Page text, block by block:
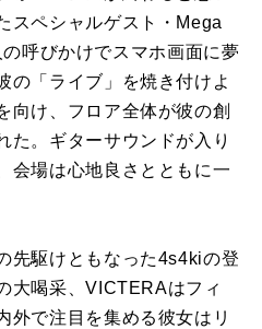
スペシャルゲスト・Mega
呼びかけでスマホ画面に夢
の「ライブ」を焼き付けよ
向け、フロア全体が彼の創
た。ギターサウンドが入り
会場は心地良さとともに一
先駆けともなった4s4kiの登
大喝采、VICTERAはフィ
外で注目を集める彼女はリ